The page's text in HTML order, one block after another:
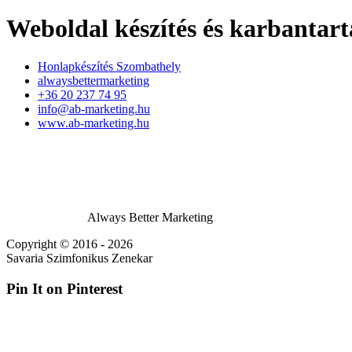
Weboldal készítés és
Honlapkészítés Szombathely
alwaysbettermarketing
+36 20 237 74 95
info@ab-marketing.hu
www.ab-marketing.hu
Always Better Marketing
Copyright © 2016 - 2026
Savaria Szimfonikus Zenekar
Pin It on Pinterest